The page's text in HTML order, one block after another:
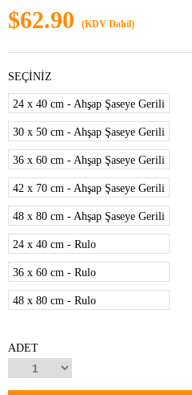
$62.90 (KDV Dahil)
SEÇİNİZ
24 x 40 cm - Ahşap Şaseye Gerili
30 x 50 cm - Ahşap Şaseye Gerili
36 x 60 cm - Ahşap Şaseye Gerili
42 x 70 cm - Ahşap Şaseye Gerili
48 x 80 cm - Ahşap Şaseye Gerili
24 x 40 cm - Rulo
36 x 60 cm - Rulo
48 x 80 cm - Rulo
ADET